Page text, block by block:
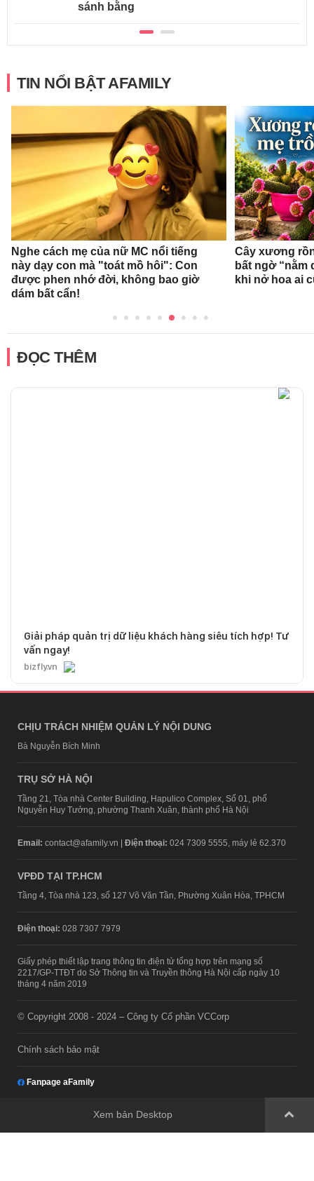
sánh bằng
TIN NỔI BẬT AFAMILY
Nghe cách mẹ của nữ MC nổi tiếng
này dạy con mà "toát mồ hôi": Con
được phen nhớ đời, không bao giờ
dám bất cẩn!
Cây xương
bất ngờ “nằm
khi nở hoa ai
ĐỌC THÊM
Giải pháp quản trị dữ liệu khách hàng siêu tích hợp! Tư
vấn ngay!
bizfly.vn
CHỊU TRÁCH NHIỆM QUẢN LÝ NỘI DUNG
Bà Nguyễn Bích Minh
TRỤ SỞ HÀ NỘI
Tầng 21, Tòa nhà Center Building, Hapulico Complex, Số 01, phố
Nguyễn Huy Tưởng, phường Thanh Xuân, thành phố Hà Nội
Email: contact@afamily.vn | Điện thoại: 024 7309 5555, máy lẻ 62.370
VPĐD TẠI TP.HCM
Tầng 4, Tòa nhà 123, số 127 Võ Văn Tần, Phường Xuân Hòa, TPHCM
Điện thoại: 028 7307 7979
Giấy phép thiết lập trang thông tin điện tử tổng hợp trên mạng số
2217/GP-TTĐT do Sở Thông tin và Truyền thông Hà Nội cấp ngày 10
tháng 4 năm 2019
© Copyright 2008 - 2024 – Công ty Cổ phần VCCorp
Chính sách bảo mật
Fanpage aFamily
Xem bản Desktop